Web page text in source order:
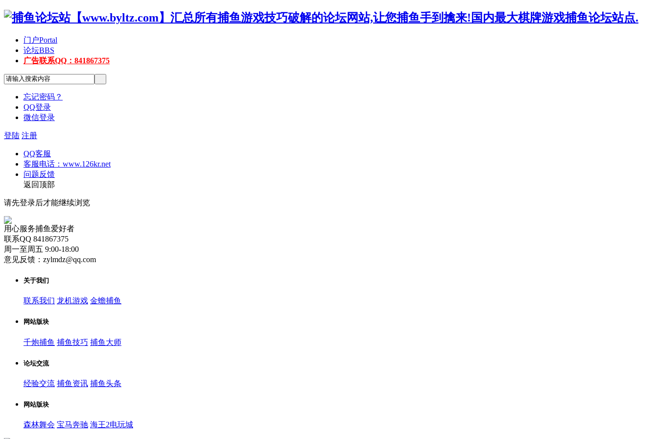
门户Portal
论坛BBS
广告联系QQ：841867375
忘记密码？
QQ登录
微信登录
登陆 注册
QQ客服
客服电话：www.126kr.net
问题反馈
返回顶部
请先登录后才能继续浏览
用心服务捕鱼爱好者
联系QQ 841867375
周一至周五 9:00-18:00
意见反馈：zylmdz@qq.com
关于我们
联系我们 龙机游戏 金蟾捕鱼
网站版块
千炮捕鱼 捕鱼技巧 捕鱼大师
论坛交流
经验交流 捕鱼资讯 捕鱼头条
网站版块
森林舞会 宝马奔驰 海王2电玩城